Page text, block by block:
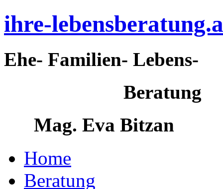
ihre-
Ehe- Familien- Lebens-
Beratung
Mag. Eva Bitzan
Home
Beratung